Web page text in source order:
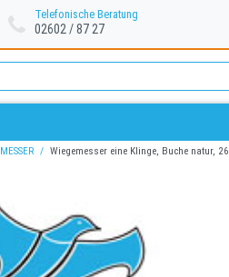
Telefonische Beratung
02602 / 87 27
MESSER Wiegemesser eine Klinge, Buche natur,